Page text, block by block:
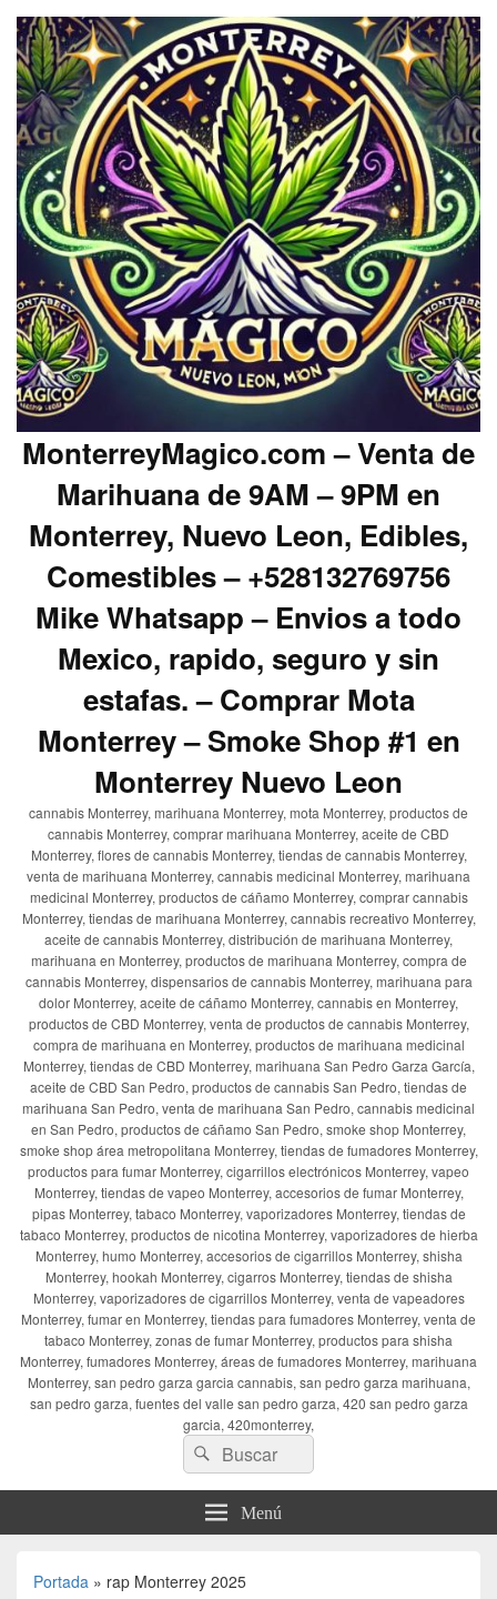
MonterreyMagico.com – Venta de
Marihuana de 9AM – 9PM en
Monterrey, Nuevo Leon, Edibles,
Comestibles – +528132769756
Mike Whatsapp – Envios a todo
Mexico, rapido, seguro y sin
estafas. – Comprar Mota
Monterrey – Smoke Shop #1 en
Monterrey Nuevo Leon
cannabis Monterrey, marihuana Monterrey, mota Monterrey, productos de
cannabis Monterrey, comprar marihuana Monterrey, aceite de CBD
Monterrey, flores de cannabis Monterrey, tiendas de cannabis Monterrey,
venta de marihuana Monterrey, cannabis medicinal Monterrey, marihuana
medicinal Monterrey, productos de cáñamo Monterrey, comprar cannabis
Monterrey, tiendas de marihuana Monterrey, cannabis recreativo Monterrey,
aceite de cannabis Monterrey, distribución de marihuana Monterrey,
marihuana en Monterrey, productos de marihuana Monterrey, compra de
cannabis Monterrey, dispensarios de cannabis Monterrey, marihuana para
dolor Monterrey, aceite de cáñamo Monterrey, cannabis en Monterrey,
productos de CBD Monterrey, venta de productos de cannabis Monterrey,
compra de marihuana en Monterrey, productos de marihuana medicinal
Monterrey, tiendas de CBD Monterrey, marihuana San Pedro Garza García,
aceite de CBD San Pedro, productos de cannabis San Pedro, tiendas de
marihuana San Pedro, venta de marihuana San Pedro, cannabis medicinal
en San Pedro, productos de cáñamo San Pedro, smoke shop Monterrey,
smoke shop área metropolitana Monterrey, tiendas de fumadores Monterrey,
productos para fumar Monterrey, cigarrillos electrónicos Monterrey, vapeo
Monterrey, tiendas de vapeo Monterrey, accesorios de fumar Monterrey,
pipas Monterrey, tabaco Monterrey, vaporizadores Monterrey, tiendas de
tabaco Monterrey, productos de nicotina Monterrey, vaporizadores de hierba
Monterrey, humo Monterrey, accesorios de cigarrillos Monterrey, shisha
Monterrey, hookah Monterrey, cigarros Monterrey, tiendas de shisha
Monterrey, vaporizadores de cigarrillos Monterrey, venta de vapeadores
Monterrey, fumar en Monterrey, tiendas para fumadores Monterrey, venta de
tabaco Monterrey, zonas de fumar Monterrey, productos para shisha
Monterrey, fumadores Monterrey, áreas de fumadores Monterrey, marihuana
Monterrey, san pedro garza garcia cannabis, san pedro garza marihuana,
san pedro garza, fuentes del valle san pedro garza, 420 san pedro garza
garcia, 420monterrey,
Buscar
por:
Buscar
Menú
Portada » rap Monterrey 2025